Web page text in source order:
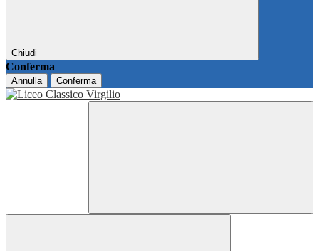
Chiudi
Conferma
Annulla Conferma